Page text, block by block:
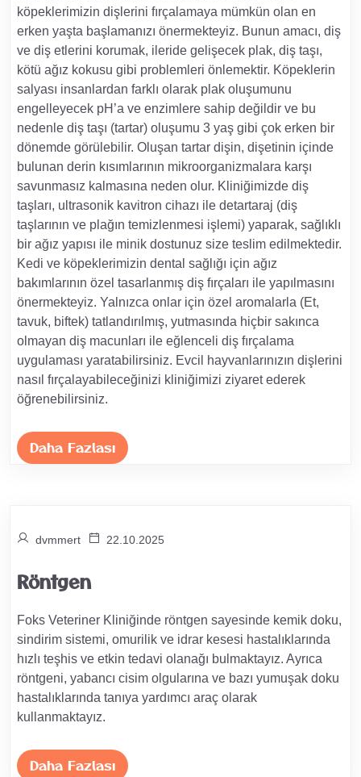
köpeklerimizin dişlerini fırçalamaya mümkün olan en
erken yaşta başlamanızı önermekteyiz. Bunun amacı, diş
ve diş etlerini korumak, ileride gelişecek plak, diş taşı,
kötü ağız kokusu gibi problemleri önlemektir. Köpeklerin
salyası insanlardan farklı olarak plak oluşumunu
engelleyecek pH’a ve enzimlere sahip değildir ve bu
nedenle diş taşı (tartar) oluşumu 3 yaş gibi çok erken bir
dönemde görülebilir. Oluşan tartar dişin, dişetinin içinde
bulunan derin kısımlarının mikroorganizmalara karşı
savunmasız kalmasına neden olur. Kliniğimizde diş
taşları, ultrasonik kavitron cihazı ile detartaraj (diş
taşlarının ve plağın temizlenmesi işlemi) yaparak, sağlıklı
bir ağız yapısı ile minik dostunuz size teslim edilmektedir.
Kedi ve köpeklerimizin dental sağlığı için ağız
bakımlarının özel tasarlanmış diş fırçaları ile yapılmasını
önermekteyiz. Yalnızca onlar için özel aromalarla (Et,
tavuk, biftek) tatlandırılmış, yutmasında hiçbir sakınca
olmayan diş macunları ile eğlenceli diş fırçalama
uygulaması yaratabilirsiniz. Evcil hayvanlarınızın dişlerini
nasıl fırçalayabileceğinizi kliniğimizi ziyaret ederek
öğrenebilirsiniz.
Daha Fazlası
dvmmert 22.10.2025
Röntgen
Foks Veteriner Kliniğinde röntgen sayesinde kemik doku,
sindirim sistemi, omurilik ve idrar kesesi hastalıklarında
hızlı teşhis ve etkin tedavi olanağı bulmaktayız. Ayrıca
röntgeni, yabancı cisim olgularına ve bazı yumuşak doku
hastalıklarında tanıya yardımcı araç olarak
kullanmaktayız.
Daha Fazlası